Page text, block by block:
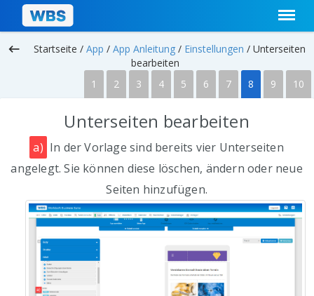
keyboard_backspace Startseite / App / App Anleitung / Einstellungen / Unterseiten
bearbeiten
10
9
8
7
6
5
4
3
2
1
Unterseiten bearbeiten
a) In der Vorlage sind bereits vier Unterseiten
angelegt. Sie können diese löschen, ändern oder neue
Seiten hinzufügen.